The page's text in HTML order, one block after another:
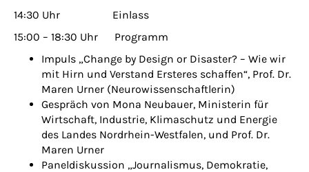
14:30 Uhr Einlass
15:00 – 18:30 Uhr Programm
Impuls „Change by Design or Disaster? – Wie wir
mit Hirn und Verstand Ersteres schaffen“, Prof. Dr.
Maren Urner (Neurowissenschaftlerin)
Gespräch von Mona Neubauer, Ministerin für
Wirtschaft, Industrie, Klimaschutz und Energie
des Landes Nordrhein-Westfalen, und Prof. Dr.
Maren Urner
Paneldiskussion „Journalismus, Demokratie,